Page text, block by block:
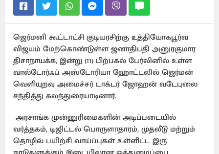
ஜெர்மனி கூட்டாட்சி குடியரசிற்கு உத்தியோகபூர்வ
விஜயம் மேற்கொண்டுள்ள ஜனாதிபதி அனுரகுமார
திசாநாயக்க, இன்று (11) பிற்பகல் பேர்லினில் உள்ள
வால்டோர்ஃப் அஸ்டோரியா ஹோட்டலில் ஜெர்மன்
வெளியுறவு அமைச்சர் டாக்டர் ஜோஹன் வடேபுலை
சந்தித்து கலந்துரையாடினார்.
அரசாங்க முன்னுரிமைகளின் அடிப்படையில்
வர்த்தகம், டிஜிட்டல் பொருளாதாரம், முதலீடு மற்றும்
தொழில் பயிற்சி வாய்ப்புகள் உள்ளிட்ட இரு